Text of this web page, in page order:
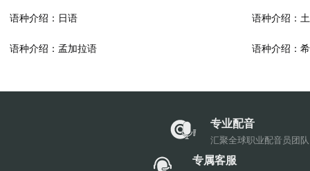
语种介绍：日语 语种介绍：
语种介绍：孟加拉语 语种介绍：
专业配音
汇聚全球职业配音员团队
专属客服